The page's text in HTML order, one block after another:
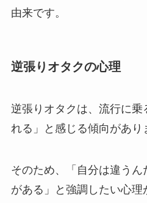
由来です。
逆張りオタクの心理
逆張りオタクは、流行に乗
れる」と感じる傾向があり
そのため、「自分は違うん
がある」と強調したい心理